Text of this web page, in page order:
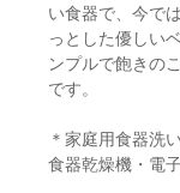
い食器で、今で
っとした優しい
ンプルで飽きの
です。
＊家庭用食器洗
食器乾燥機・電